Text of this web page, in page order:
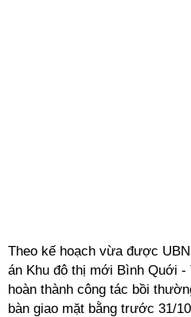
Theo kế hoạch vừa được
án Khu đô thị mới Bình Quới
hoàn thành công tác bồi
bàn giao mặt bằng trước 31/